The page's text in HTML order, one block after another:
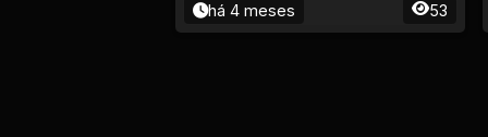
há 4 meses 53